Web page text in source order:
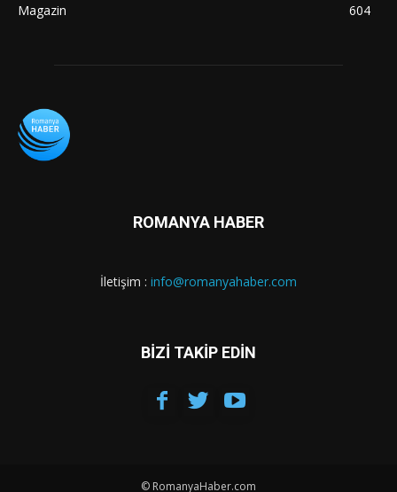
Magazin
604
ROMANYA HABER
İletişim : info@romanyahaber.com
BİZİ TAKİP EDİN
© RomanyaHaber.com